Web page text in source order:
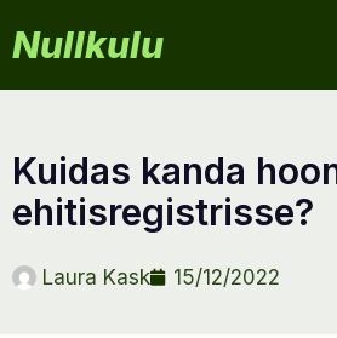
Nullkulu
kuidas kanda hoone
ehitisregistrisse?
Laura Kask 15/12/2022